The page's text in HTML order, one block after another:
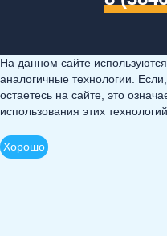
На данном сайте
аналогичные технологии.
остаетесь на сайте, это
использования этих
Хорошо